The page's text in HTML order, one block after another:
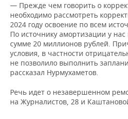
— Прежде чем говорить о
необходимо рассмотреть
2024 году освоение по всем
По источнику амортизации у
сумме 20 миллионов рублей.
условия, в частности
не позволило выполнить
рассказал Нурмухаметов.
Речь идет о незавершенном
на Журналистов, 28 и